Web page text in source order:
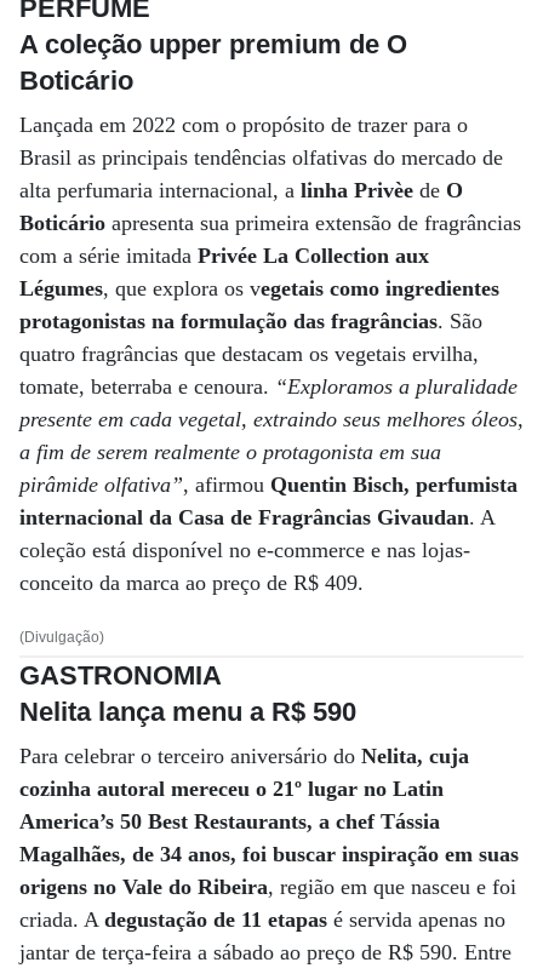
PERFUME
A coleção upper premium de O
Boticário
Lançada em 2022 com o propósito de trazer para o
Brasil as principais tendências olfativas do mercado de
alta perfumaria internacional, a linha Privèe de O
Boticário apresenta sua primeira extensão de fragrâncias
com a série imitada Privée La Collection aux
Légumes, que explora os vegetais como ingredientes
protagonistas na formulação das fragrâncias. São
quatro fragrâncias que destacam os vegetais ervilha,
tomate, beterraba e cenoura. “Exploramos a pluralidade
presente em cada vegetal, extraindo seus melhores óleos,
a fim de serem realmente o protagonista em sua
pirâmide olfativa”, afirmou Quentin Bisch, perfumista
internacional da Casa de Fragrâncias Givaudan. A
coleção está disponível no e-commerce e nas lojas-
conceito da marca ao preço de R$ 409.
(Divulgação)
GASTRONOMIA
Nelita lança menu a R$ 590
Para celebrar o terceiro aniversário do Nelita, cuja
cozinha autoral mereceu o 21º lugar no Latin
America’s 50 Best Restaurants, a chef Tássia
Magalhães, de 34 anos, foi buscar inspiração em suas
origens no Vale do Ribeira, região em que nasceu e foi
criada. A degustação de 11 etapas é servida apenas no
jantar de terça-feira a sábado ao preço de R$ 590. Entre